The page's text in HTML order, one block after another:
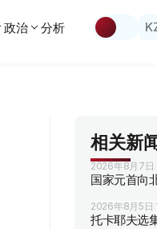
政治 分析
相关新
2026年8月7日
国家元首向
2026年8月5日
托卡耶夫选